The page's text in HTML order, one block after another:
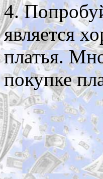
4.
является
платья.
покупке